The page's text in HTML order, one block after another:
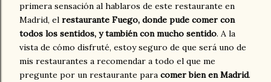
primera sensación al hablaros de este restaurante en
Madrid, el restaurante Fuego, donde pude comer con
todos los sentidos, y también con mucho sentido. A la
vista de cómo disfruté, estoy seguro de que será uno de
mis restaurantes a recomendar a todo el que me
pregunte por un restaurante para comer bien en Madrid.